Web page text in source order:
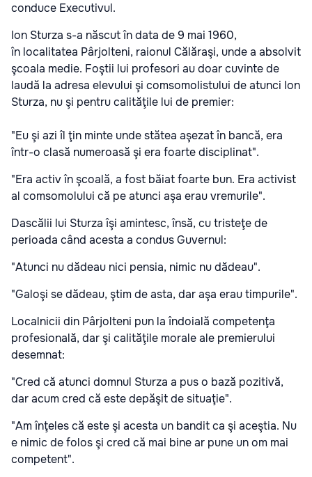
conduce Executivul.
Ion Sturza s-a născut în data de 9 mai 1960,
în localitatea Pârjolteni, raionul Călăraşi, unde a absolvit
şcoala medie. Foştii lui profesori au doar cuvinte de
laudă la adresa elevului şi comsomolistului de atunci Ion
Sturza, nu şi pentru calităţile lui de premier:
"Eu şi azi îl ţin minte unde stătea aşezat în bancă, era
într-o clasă numeroasă şi era foarte disciplinat".
"Era activ în şcoală, a fost băiat foarte bun. Era activist
al comsomolului că pe atunci aşa erau vremurile".
Dascălii lui Sturza îşi amintesc, însă, cu tristeţe de
perioada când acesta a condus Guvernul:
"Atunci nu dădeau nici pensia, nimic nu dădeau".
"Galoşi se dădeau, ştim de asta, dar aşa erau timpurile".
Localnicii din Pârjolteni pun la îndoială competenţa
profesională, dar şi calităţile morale ale premierului
desemnat:
"Cred că atunci domnul Sturza a pus o bază pozitivă,
dar acum cred că este depăşit de situaţie".
"Am înţeles că este şi acesta un bandit ca şi aceştia. Nu
e nimic de folos şi cred că mai bine ar pune un om mai
competent".